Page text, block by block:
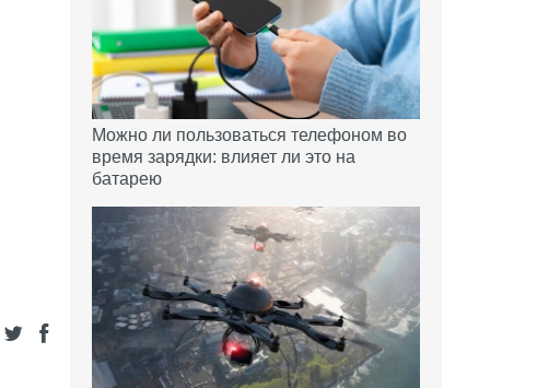
Можно ли пользоваться телефоном во
время зарядки: влияет ли это на
батарею